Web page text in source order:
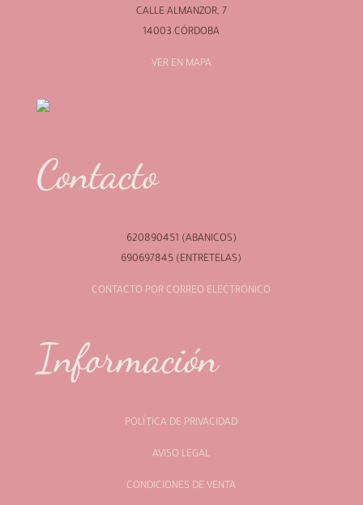
CALLE ALMANZOR, 7
14003 CÓRDOBA
VER EN MAPA
Contacto
620890451 (ABANICOS)
690697845 (ENTRETELAS)
CONTACTO POR CORREO ELECTRÓNICO
Información
POLÍTICA DE PRIVACIDAD
AVISO LEGAL
CONDICIONES DE VENTA